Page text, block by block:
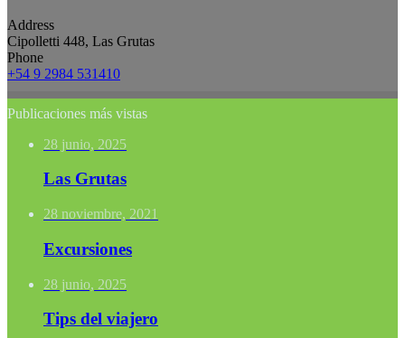
Address
Cipolletti 448, Las Grutas
Phone
+54 9 2984 531410
Publicaciones más vistas
28 junio, 2025
Las Grutas
28 noviembre, 2021
Excursiones
28 junio, 2025
Tips del viajero